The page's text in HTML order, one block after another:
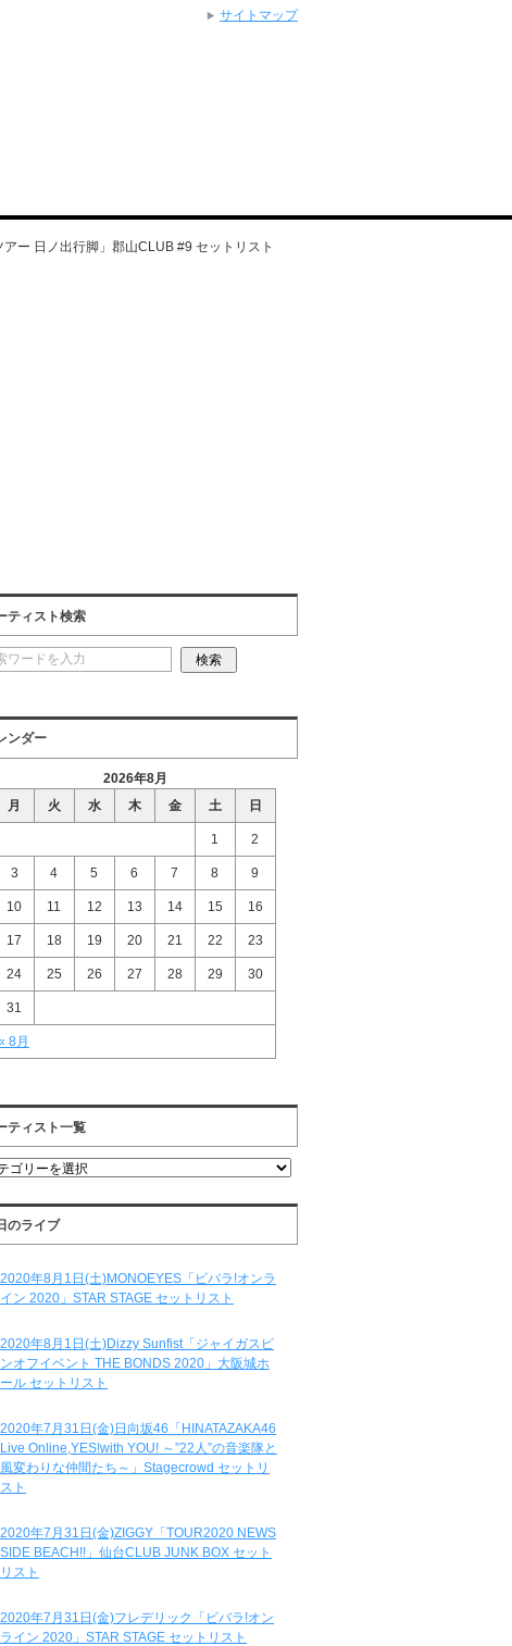
ー 日ノ出行脚」郡山CLUB #9 セットリスト
ティスト検索
ンダー
2026年8月
月
火 水 木 金 土 日
8月
1 2
3 4 5 6 7 8 9
10 11 12 13 14 15 16
17 18 19 20 21 22 23
24 25 26 27 28 29 30
31
ティスト一覧
のライブ
2020年8月1日(土)MONOEYES「ビバラ!オンラ
イン 2020」STAR STAGE セットリスト
2020年8月1日(土)Dizzy Sunfist「ジャイガスピ
ンオフイベント THE BONDS 2020」大阪城ホ
ール セットリスト
2020年7月31日(金)日向坂46「HINATAZAKA46
Live Online,YES!with YOU! ～”22人”の音楽隊と
風変わりな仲間たち～」Stagecrowd セットリ
スト
2020年7月31日(金)ZIGGY「TOUR2020 NEWS
SIDE BEACH!!」仙台CLUB JUNK BOX セット
リスト
2020年7月31日(金)フレデリック「ビバラ!オン
ライン 2020」STAR STAGE セットリスト
サイトマップ